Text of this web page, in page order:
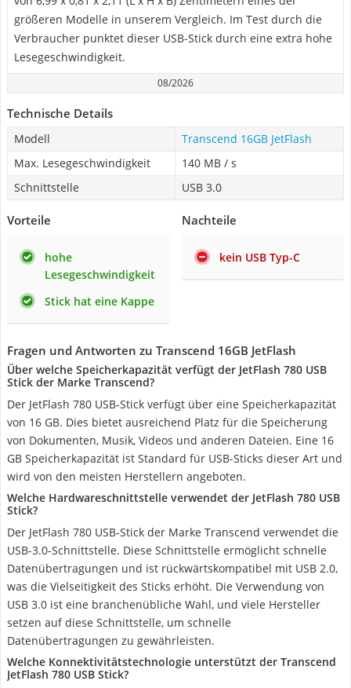
größeren Modelle in unserem Vergleich. Im Test durch die
Verbraucher punktet dieser USB-Stick durch eine extra hohe
Lesegeschwindigkeit.
08/2026
Technische Details
Modell
Transcend 16GB JetFlash
Max. Lesegeschwindigkeit
140 MB / s
Schnittstelle
USB 3.0
Vorteile
hohe
Lesegeschwindigkeit
Stick hat eine Kappe
Nachteile
kein USB Typ-C
Fragen und Antworten zu Transcend 16GB JetFlash
Über welche Speicherkapazität verfügt der JetFlash 780 USB
Stick der Marke Transcend?
Der JetFlash 780 USB-Stick verfügt über eine Speicherkapazität
von 16 GB. Dies bietet ausreichend Platz für die Speicherung
von Dokumenten, Musik, Videos und anderen Dateien. Eine 16
GB Speicherkapazität ist Standard für USB-Sticks dieser Art und
wird von den meisten Herstellern angeboten.
Welche Hardwareschnittstelle verwendet der JetFlash 780 USB
Stick?
Der JetFlash 780 USB-Stick der Marke Transcend verwendet die
USB-3.0-Schnittstelle. Diese Schnittstelle ermöglicht schnelle
Datenübertragungen und ist rückwärtskompatibel mit USB 2.0,
was die Vielseitigkeit des Sticks erhöht. Die Verwendung von
USB 3.0 ist eine branchenübliche Wahl, und viele Hersteller
setzen auf diese Schnittstelle, um schnelle
Datenübertragungen zu gewährleisten.
Welche Konnektivitätstechnologie unterstützt der Transcend
JetFlash 780 USB Stick?